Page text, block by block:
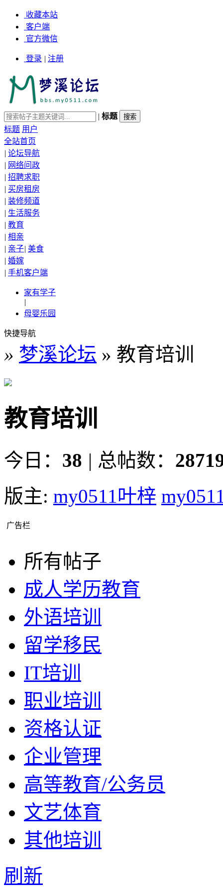
收藏本站
客户端
官方微信
登录 | 注册
| 标题
标题 用户
全站首页
| 论坛导航
| 网络问政
| 招聘求职
| 买房租房
| 装修频道
| 生活服务
| 教育
| 相亲
| 亲子| 美食
| 婚嫁
| 手机客户端
家有学子
|
母婴乐园
快捷导航
» 梦溪论坛 » 教育培训
教育培训
今日： 38 | 总帖数：
版主: my0511叶梓
广告栏
所有帖子
成人学历教育
外语培训
留学移民
IT培训
职业培训
资格认证
企业管理
高等教育/公务员
文艺体育
其他培训
刷新